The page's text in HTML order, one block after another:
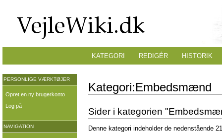
Kategori:Embedsmænd
Sider i kategorien
Denne kategori indeholder de nedenstående
KATEGORI REDIGÉR HISTORIK
PERSONLIGE VÆRKTØJER
Opret en ny brugerkonto
Log på
NAVIGATION